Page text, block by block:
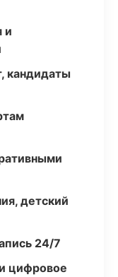
и
кандидаты
детский
24/7
цифровое